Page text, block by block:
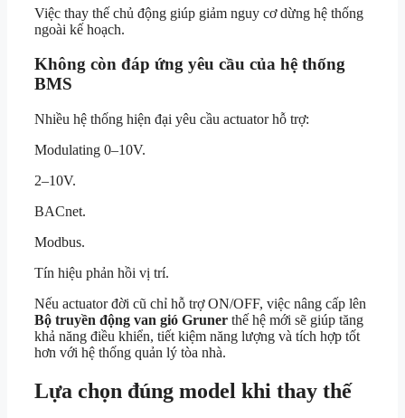
Việc thay thế chủ động giúp giảm nguy cơ dừng hệ thống
ngoài kế hoạch.
Không còn đáp ứng yêu cầu của hệ thống
BMS
Nhiều hệ thống hiện đại yêu cầu actuator hỗ trợ:
Modulating 0–10V.
2–10V.
BACnet.
Modbus.
Tín hiệu phản hồi vị trí.
Nếu actuator đời cũ chỉ hỗ trợ ON/OFF, việc nâng cấp lên
Bộ truyền động van gió Gruner thế hệ mới sẽ giúp tăng
khả năng điều khiển, tiết kiệm năng lượng và tích hợp tốt
hơn với hệ thống quản lý tòa nhà.
Lựa chọn đúng model khi thay thế